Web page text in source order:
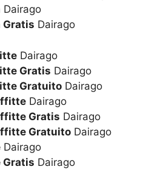
Dairago
Gratis Dairago
Dairago
Gratis Dairago
Gratuito Dairago
Dairago
Gratis Dairago
Gratuito Dairago
Dairago
Gratis Dairago